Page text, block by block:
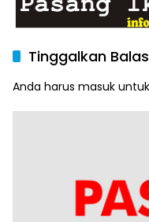
Terakhir
Tinggalkan
Anda harus masuk